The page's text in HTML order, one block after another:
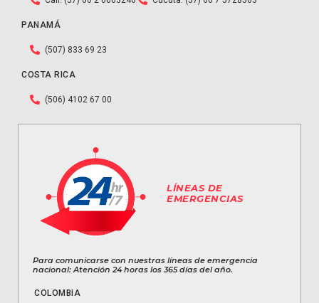
PANAMÁ
(507) 833 69 23
COSTA RICA
(506) 4102 67 00
LÍNEAS DE
EMERGENCIAS
Para comunicarse con nuestras líneas de emergencia
nacional: Atención 24 horas los 365 días del año.
COLOMBIA